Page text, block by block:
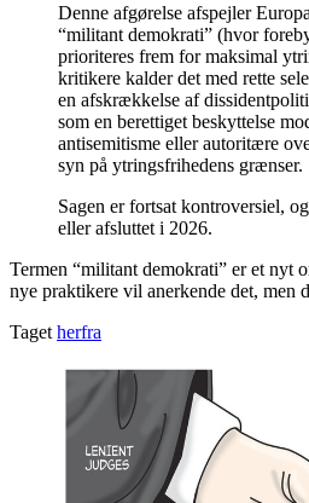
Denne afgørelse afspejler
“militant demokrati” (hvor
prioriteres frem for maksimal
kritikere kalder det med rette
en afskrækkelse af
som en berettiget beskyttelse
antisemitisme eller autoritære
syn på ytringsfrihedens grænser.
Sagen er fortsat kontroversiel,
eller afsluttet i 2026.
Termen “militant demokrati” er et nyt
nye praktikere vil anerkende det, men
Taget herfra